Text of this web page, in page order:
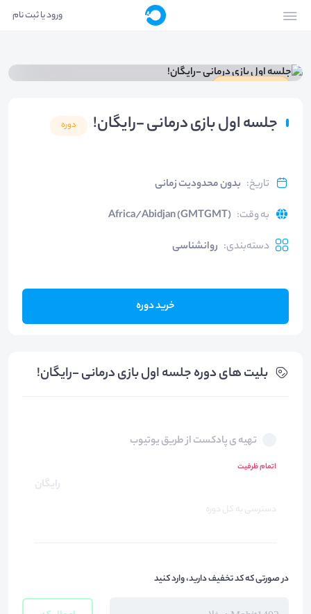
ورود یا ثبت نام
جلسه اول بازی درمانی -رایگان! دوره
تاریخ: بدون محدودیت زمانی
به وقت:
Africa/Abidjan (GMTGMT)
دسته‌بندی: روانشناسی
خرید دوره
بلیت های دوره جلسه اول بازی درمانی -رایگان!
تهیه ی پادکست از طریق یوتیوب
اتمام ظرفیت
رایگان
دسترسی به کل دوره
در صورتی که کد تخفیف دارید، وارد کنید